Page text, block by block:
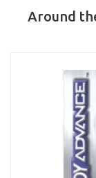
Around